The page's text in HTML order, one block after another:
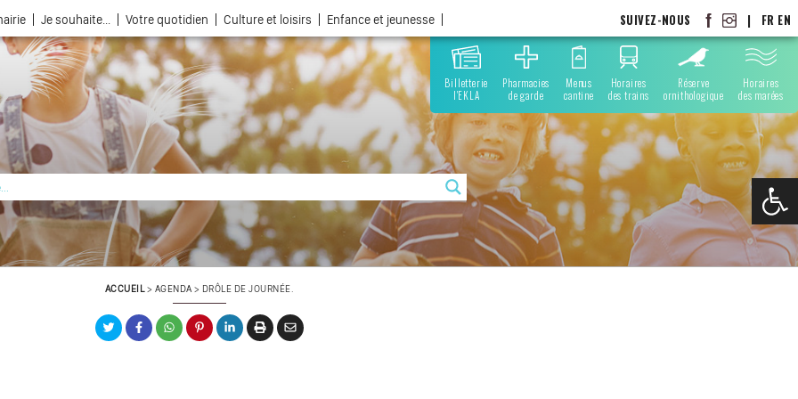
Je souhaite... Votre quotidien Culture et loisirs Enfance et jeunesse SUIVEZ-NOUS | FR EN
Billetterie
l'EKLA
Pharmacies
de garde
Menus
cantine
Horaires
des trains
Réserve
ornithologique
Horaires
des marées
ACCUEIL> AGENDA > DRÔLE DE JOURNÉE.
Ouvrir